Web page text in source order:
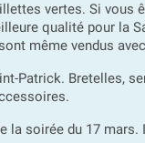
vertes. Si vous
qualité pour la
même vendus
Patrick. Bretelles,
soirée du 17